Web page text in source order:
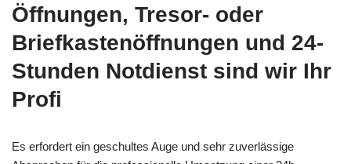
Öffnungen, Tresor- oder
Briefkastenöffnungen und 24-
Stunden Notdienst sind wir Ihr
Profi
Es erfordert ein geschultes Auge und sehr zuverlässige